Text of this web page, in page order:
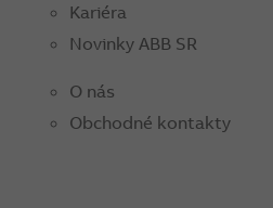
Kariéra
Novinky ABB SR
O nás
Obchodné kontakty